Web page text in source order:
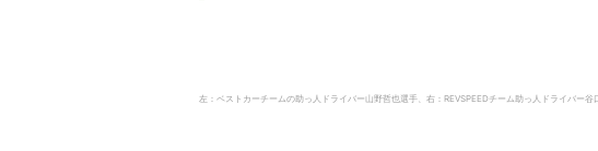
左：ベストカーチームの助っ人ドライバー山野哲也選手、右：REVSPEEDチーム助っ人ドライバー